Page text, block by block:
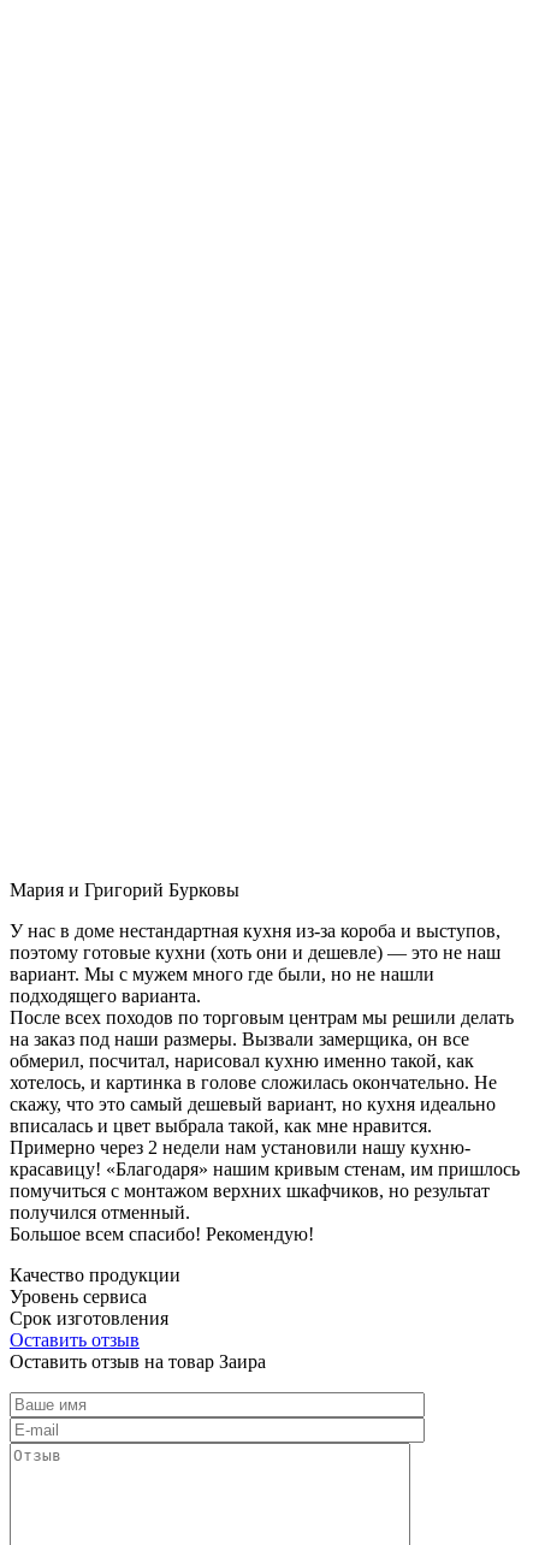
Мария и Григорий Бурковы
У нас в доме нестандартная кухня из-за короба и выступов,
поэтому готовые кухни (хоть они и дешевле) — это не наш
вариант. Мы с мужем много где были, но не нашли
подходящего варианта.
После всех походов по торговым центрам мы решили делать
на заказ под наши размеры. Вызвали замерщика, он все
обмерил, посчитал, нарисовал кухню именно такой, как
хотелось, и картинка в голове сложилась окончательно. Не
скажу, что это самый дешевый вариант, но кухня идеально
вписалась и цвет выбрала такой, как мне нравится.
Примерно через 2 недели нам установили нашу кухню-
красавицу! «Благодаря» нашим кривым стенам, им пришлось
помучиться с монтажом верхних шкафчиков, но результат
получился отменный.
Большое всем спасибо! Рекомендую!
Качество продукции
Уровень сервиса
Срок изготовления
Оставить отзыв
Оставить отзыв на товар Заира